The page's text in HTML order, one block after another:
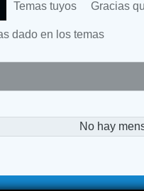
Temas tuyos Gracias
dado en los temas
No hay